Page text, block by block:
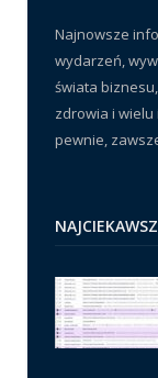
Najnowsze
wydarzeń,
świata
zdrowia i
pewnie,